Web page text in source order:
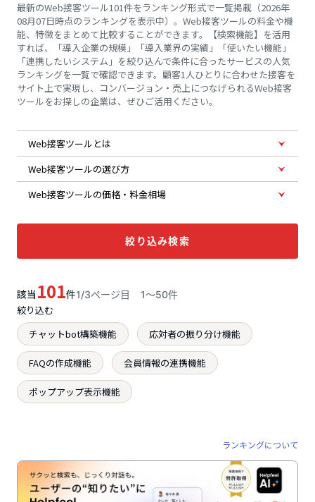
最新のWeb接客ツール101件をランキング形式で一覧掲載（2026年
08月07日時点のランキングを表示中）。Web接客ツールの料金や機
能、特徴をまとめて比較することができます。【検索機能】を活用
すれば、「導入企業の規模」「導入業界の実績」「使いたい機能」
「連携したいシステム」を絞り込んで条件に合ったサービスの人気
ランキングを一覧で確認できます。顧客1人ひとりに合わせた接客を
サイト上で実現し、コンバージョン・売上につなげられるWeb接客
ツールをお探しの企業は、ぜひご活用ください。
Web接客ツールとは
Web接客ツールの選び方
Web接客ツールの価格・料金相場
絞り込み検索
該当 101件1/3ページ目 1〜50件
絞り込む
チャットbot構築機能
応対者の振り分け機能
FAQの作成機能 会員情報の連携機能
ポップアップ表示機能
ランキングについて